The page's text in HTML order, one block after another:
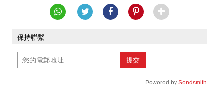
保持聯繫
提交
Powered by Sendsmith